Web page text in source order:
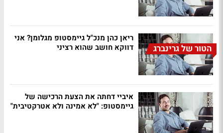
הטור של גרינברג
ריאן כהן מנכ"ל גיימסטופ מגלומן? אני
דווקא חושב שהוא רציני
איביי דחתה את הצעת הרכישה של
גיימסטופ: "לא אמינה ולא אטרקטיבית"